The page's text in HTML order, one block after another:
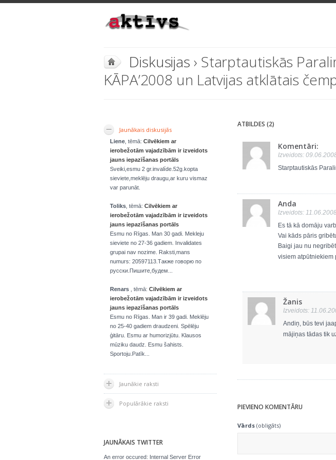
Diskusijas › Starptautiskās
KĀPA’2008 un Latvijas atklātais
ATBILDES (2)
Komentāri:
Izveidots:
Starptautiskās
Anda
Izveidots:
Es tā kā domāju
Vai kāds pāris
Baigi jau nu
visiem atpūtniekiem
Žanis
Izveidots:
Andiņ, būs tevi
mājiņas tādas tik
PIEVIENO KOMENTĀRU
Vārds (obligāts)
Jaunākais diskusijās
Liene , tēmā: Cilvēkiem ar
ierobežotām vajadzībām ir izveidots
jauns iepazīšanas portāls
Sveiki,esmu 2 gr.invalíde.52g.kopta
sieviete,meklēju draugu,ar kuru vismaz
var parunāt.
Toliks , tēmā: Cilvēkiem ar
ierobežotām vajadzībām ir izveidots
jauns iepazīšanas portāls
Esmu no Rīgas. Man 30 gadi. Mekleju
sieviete no 27-36 gadiem. Invalidates
grupai nav nozime. Raksti,mans
numurs: 20597113.Также говорю по
русски.Пишите,будем...
Renars , tēmā: Cilvēkiem ar
ierobežotām vajadzībām ir izveidots
jauns iepazīšanas portāls
Esmu no Rīgas. Man ir 39 gadi. Meklēju
no 25-40 gadiem draudzeni. Spēlēju
ģitāru. Esmu ar humorizjūtu. Klausos
mūziku daudz. Esmu šahists.
Sportoju.Patīk...
Jaunākie raksti
Populārākie raksti
JAUNĀKAIS TWITTER
An error occured: Internal Server Error